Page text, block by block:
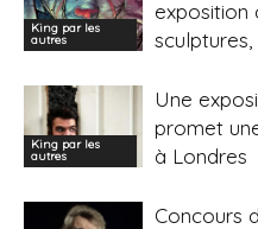
King par les
autres
exposition
King par les
autres
Une
promet
à Londres
Concours